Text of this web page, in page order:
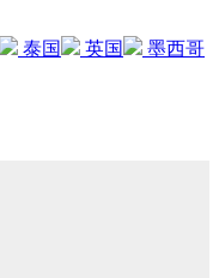
泰国 英国 墨西哥